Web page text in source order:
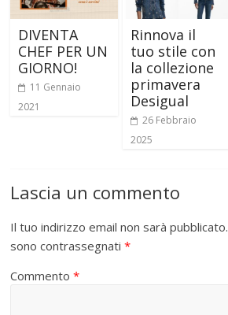
DIVENTA
CHEF PER UN
GIORNO!
11 Gennaio
2021
Rinnova il
tuo stile con
la collezione
primavera
Desigual
26 Febbraio
2025
Lascia un commento
Il tuo indirizzo email non sarà pubblicato.
sono contrassegnati*
Commento*